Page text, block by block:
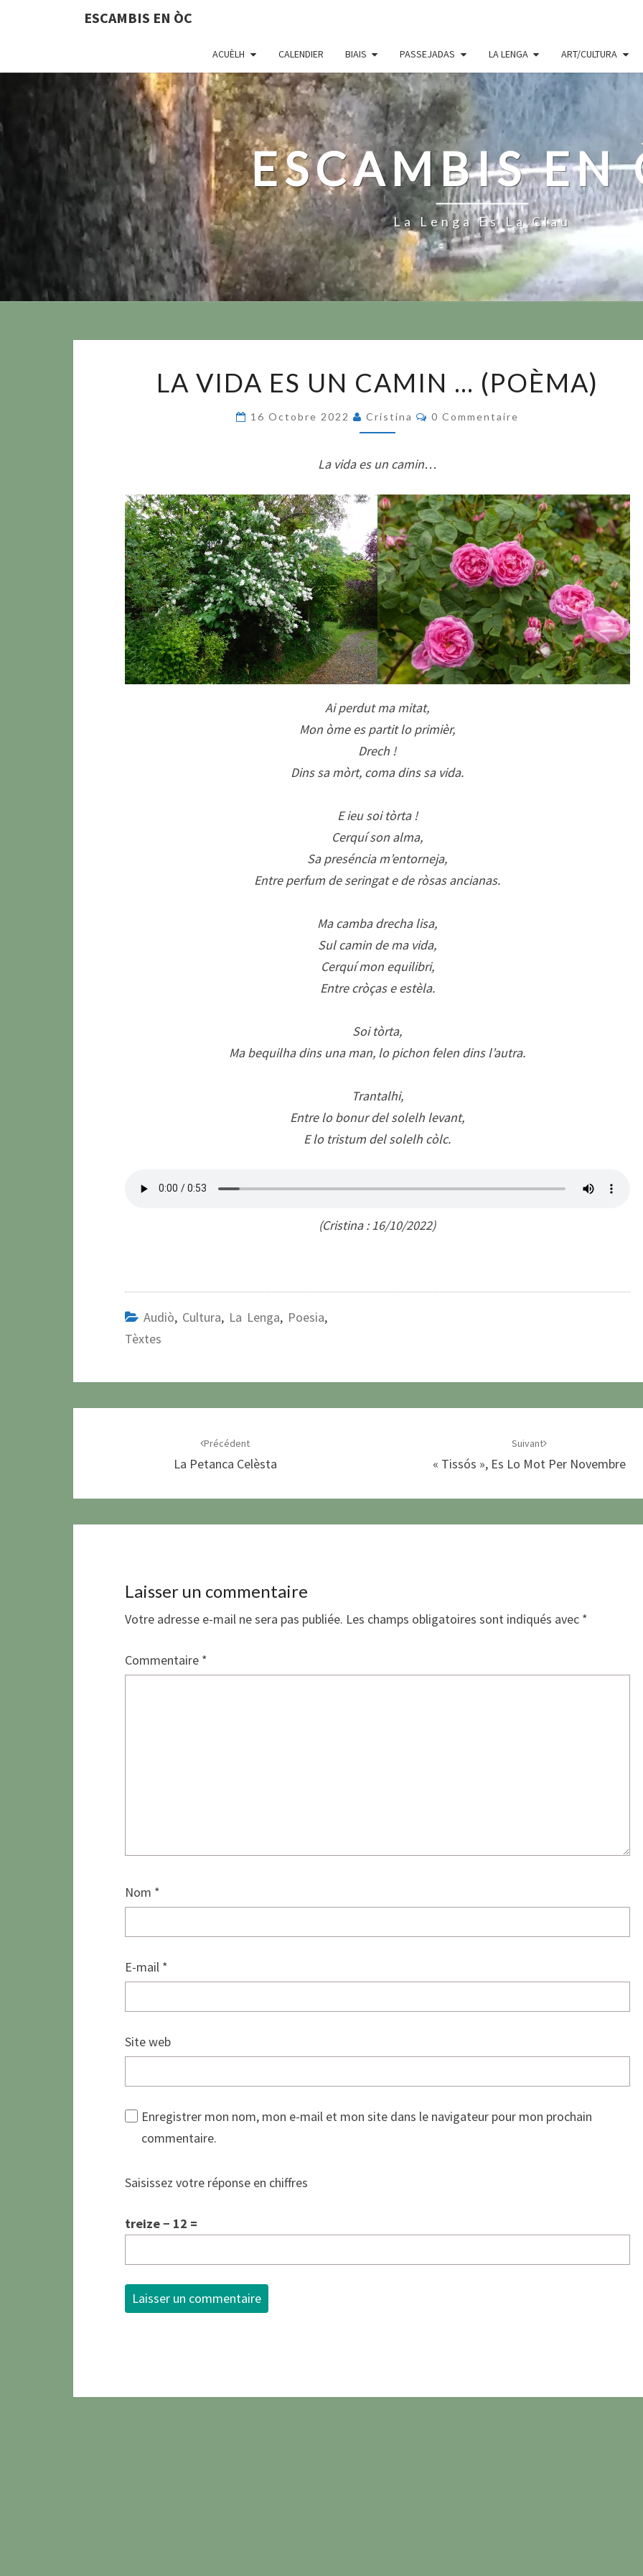
ESCAMBIS EN ÒC
ACUÈLH CALENDIER BIAIS PASSEJADAS LA LENGA ART/CULTURA
ESCAMBIS EN
La Lenga Es La Clau
VIDA
…
(POÈMA)
LA VIDA ES UN CAMIN … (POÈMA)
16 Octobre 2022 Cristina Commentaires
0 Commentaire
La vida es un camin…
Ai perdut ma mitat,
Mon òme es partit lo primièr,
Drech !
Dins sa mòrt, coma dins sa vida.
E ieu soi tòrta !
Cerquí son alma,
Sa preséncia m’entorneja,
Entre perfum de seringat e de ròsas ancianas.
Ma camba drecha lisa,
Sul camin de ma vida,
Cerquí mon equilibri,
Entre cròças e estèla.
Soi tòrta,
Ma bequilha dins una man, lo pichon felen dins l’autra.
Trantalhi,
Entre lo bonur del solelh levant,
E lo tristum del solelh còlc.
(Cristina : 16/10/2022)
Audiò, Cultura, La Lenga, Poesia,
Tèxtes
Précédent
La Petanca Celèsta
Suivant
« Tissós », Es Lo Mot Per Novembre
Laisser un commentaire
Votre adresse e-mail ne sera pas publiée. Les champs obligatoires sont indiqués avec *
Commentaire *
Nom *
E-mail *
Site web
Enregistrer mon nom, mon e-mail et mon site dans le navigateur pour mon prochain
commentaire.
Saisissez votre réponse en chiffres
treize − 12 =